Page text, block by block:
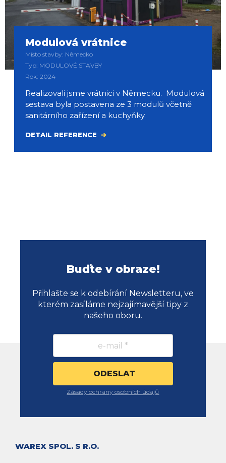
Modulová vrátnice
Místo stavby: Německo
Typ: MODULOVÉ STAVBY
Rok: 2024
Realizovali jsme vrátnici v Německu. Modulová
sestava byla postavena ze 3 modulů včetně
sanitárního zařízení a kuchyňky.
DETAIL REFERENCE
Buďte v obraze!
Přihlašte se k odebírání Newsletteru, ve
kterém zasíláme nejzajímavější tipy z
našeho oboru.
Zásady ochrany osobních údajů
WAREX SPOL. S R.O.